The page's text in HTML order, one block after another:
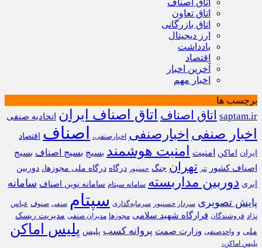
اتاق تعاون
اتاق بازرگانی
ارز دیجیتال
یادداشت
اقتصاد
آخرین اخبار
اخبار مهم
برچسب ها
saptam.ir اتاق اصناف اتاق اصناف ایران اتحادیه صنفی
اخبار صنفی اخبارصنفی اخبارصنفی، اصناف
اقتصاد
ایران
اماکن امنیت امنیت هوشمند بسیج بسیج اصناف بسیج
اصناف کشور
تتر تهران جنگ حسنپور درگاه درگاه ملی مجوزها، دوربین
ابری دوربین مداربسته سامانه سپتام سامانه نوین اصناف سامانه
پایش تصویری سردار حسنپور سرمایه‌گذاری سپتام صنفی صنوف عباس
نژاد فروشندگان قرارگاه شهید سلامی مجوزها مدیران صنفی مدیریت ریسک
ملی و واحدصنفی وزارت صمت پروانه کسب پلیس پلیس اماکن
پلیس اماکن،